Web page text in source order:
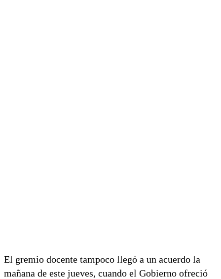
El gremio docente tampoco llegó a un acuerdo la
mañana de este jueves, cuando el Gobierno ofreció